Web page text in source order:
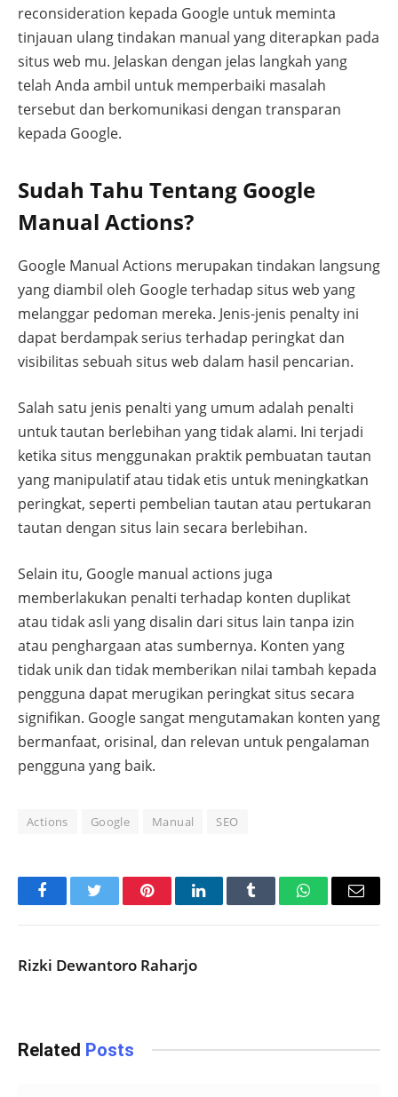
reconsideration kepada Google untuk meminta
tinjauan ulang tindakan manual yang diterapkan pada
situs web mu. Jelaskan dengan jelas langkah yang
telah Anda ambil untuk memperbaiki masalah
tersebut dan berkomunikasi dengan transparan
kepada Google.
Sudah Tahu Tentang Google
Manual Actions?
Google Manual Actions merupakan tindakan langsung
yang diambil oleh Google terhadap situs web yang
melanggar pedoman mereka. Jenis-jenis penalty ini
dapat berdampak serius terhadap peringkat dan
visibilitas sebuah situs web dalam hasil pencarian.
Salah satu jenis penalti yang umum adalah penalti
untuk tautan berlebihan yang tidak alami. Ini terjadi
ketika situs menggunakan praktik pembuatan tautan
yang manipulatif atau tidak etis untuk meningkatkan
peringkat, seperti pembelian tautan atau pertukaran
tautan dengan situs lain secara berlebihan.
Selain itu, Google manual actions juga
memberlakukan penalti terhadap konten duplikat
atau tidak asli yang disalin dari situs lain tanpa izin
atau penghargaan atas sumbernya. Konten yang
tidak unik dan tidak memberikan nilai tambah kepada
pengguna dapat merugikan peringkat situs secara
signifikan. Google sangat mengutamakan konten yang
bermanfaat, orisinal, dan relevan untuk pengalaman
pengguna yang baik.
Actions Google Manual SEO
FacebookTwitter PinterestLinkedInTumblr WhatsAppEmail
Rizki Dewantoro Raharjo
Related Posts